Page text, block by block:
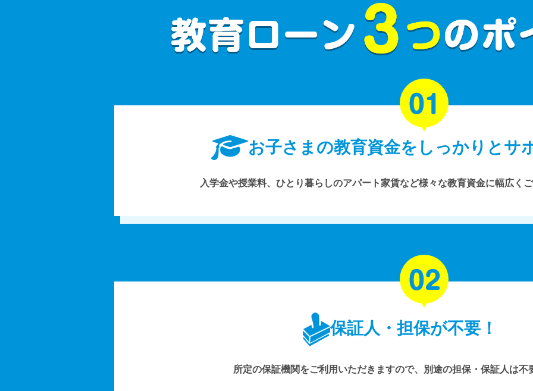
お子さまの教育資金をしっかりとサ
入学金や授業料、ひとり暮らしのアパート家賃など様々な教育資金に幅広く
保証人・担保が不要！
所定の保証機関をご利用いただきますので、別途の担保・保証人は不